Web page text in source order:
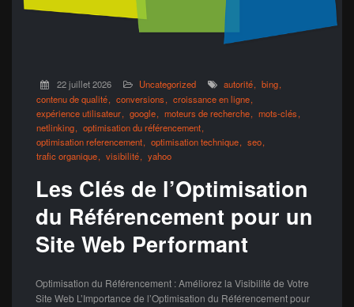
22 juillet 2026 Uncategorized autorité
bing
contenu de qualité
conversions
croissance en ligne
expérience utilisateur
google moteurs de recherche
mots-clés
netlinking
optimisation du référencement
optimisation referencement
optimisation technique
seo
trafic organique
visibilité yahoo
Les Clés de l’Optimisation
du Référencement pour un
Site Web Performant
Optimisation du Référencement : Améliorez la Visibilité de Votre
Site Web L’Importance de l’Optimisation du Référencement pour